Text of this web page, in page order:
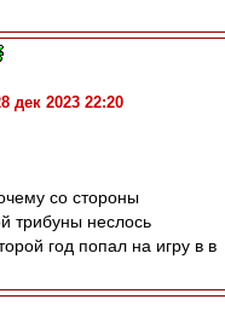
дек 2023 22:20
со стороны
трибуны неслось
год попал на игру в в